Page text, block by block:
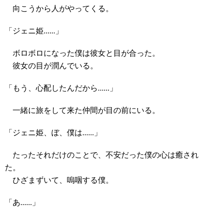
向こうから人がやってくる。
「ジェニ姫......」
ボロボロになった僕は彼女と目が合った。
彼女の目が潤んでいる。
「もう、心配したんだから......」
一緒に旅をして来た仲間が目の前にいる。
「ジェニ姫、ぼ、僕は......」
たったそれだけのことで、不安だった僕の心は癒され
た。
ひざまずいて、嗚咽する僕。
「あ......」